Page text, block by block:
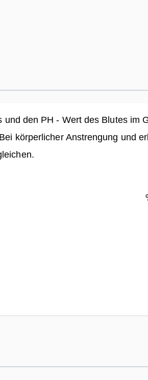
den PH - Wert des Blutes im
körperlicher Anstrengung und
Ernährung und eine